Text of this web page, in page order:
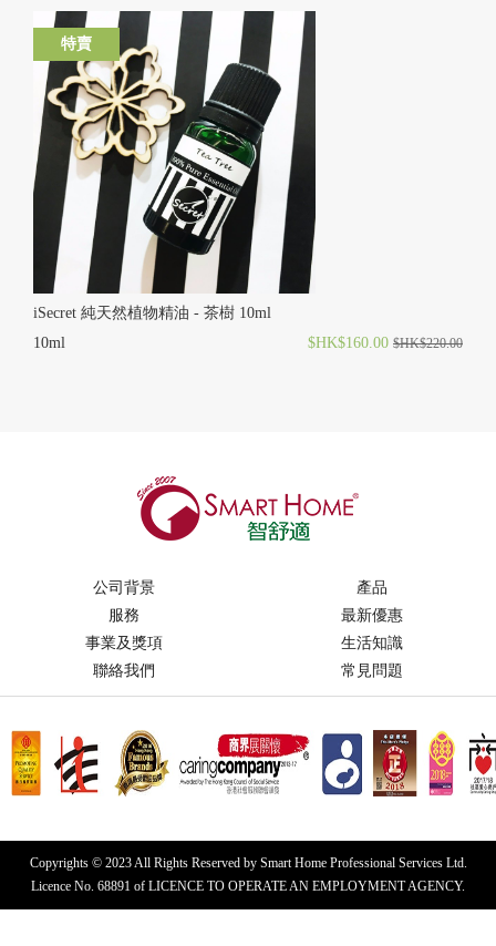
iSecret 純天然植物精油 - 茶樹 10ml
10ml
$HK$160.00 $HK$220.00
特賣
公司背景
產品
服務
最新優惠
事業及獎項
生活知識
聯絡我們
常見問題
Copyrights © 2023 All Rights Reserved by Smart Home Professional Services Ltd.
Licence No. 68891 of LICENCE TO OPERATE AN EMPLOYMENT AGENCY.